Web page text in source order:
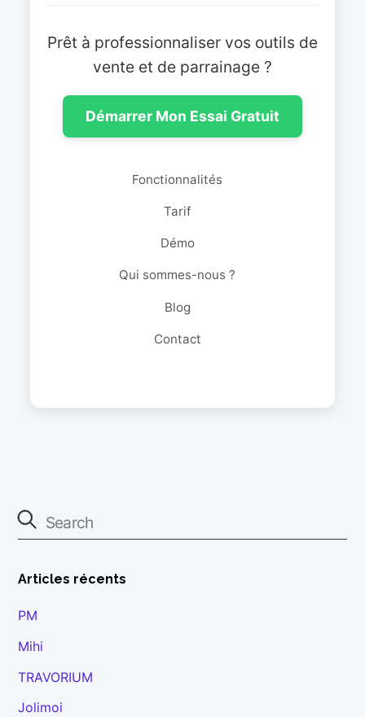
Prêt à professionnaliser vos outils de
vente et de parrainage ?
Démarrer Mon Essai Gratuit
Fonctionnalités
Tarif
Démo
Qui sommes-nous ?
Blog
Contact
Articles récents
PM
Mihi
TRAVORIUM
Jolimoi